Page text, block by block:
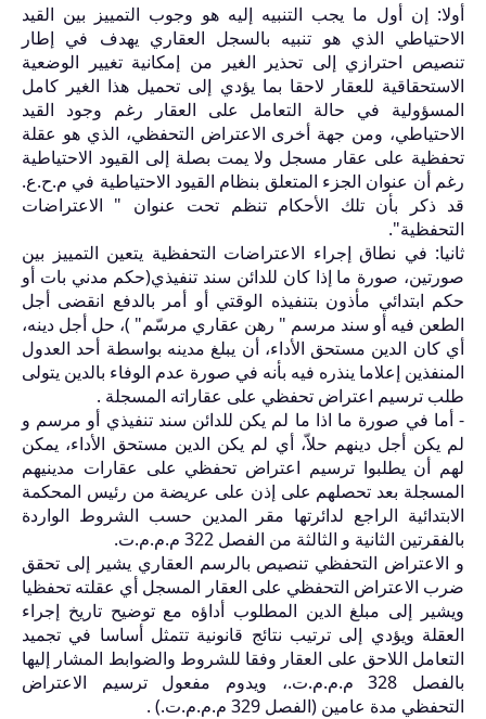
أولا: إن أول ما يجب التنبيه إليه هو وجوب التمييز بين القيد
الاحتياطي الذي هو تنبيه بالسجل العقاري يهدف في إطار
تنصيص احترازي إلى تحذير الغير من إمكانية تغيير الوضعية
الاستحقاقية للعقار لاحقا بما يؤدي إلى تحميل هذا الغير كامل
المسؤولية في حالة التعامل على العقار رغم وجود القيد
الاحتياطي، ومن جهة أخرى الاعتراض التحفظي، الذي هو عقلة
تحفظية على عقار مسجل ولا يمت بصلة إلى القيود الاحتياطية
رغم أن عنوان الجزء المتعلق بنظام القيود الاحتياطية في م.ح.ع.
قد ذكر بأن تلك الأحكام تنظم تحت عنوان " الاعتراضات
التحفظية".
ثانيا: في نطاق إجراء الاعتراضات التحفظية يتعين التمييز بين
صورتين، صورة ما إذا كان للدائن سند تنفيذي(حكم مدني بات أو
حكم ابتدائي مأذون بتنفيذه الوقتي أو أمر بالدفع انقضى أجل
الطعن فيه أو سند مرسم " رهن عقاري مرسّم" )، حل أجل دينه،
أي كان الدين مستحق الأداء، أن يبلغ مدينه بواسطة أحد العدول
المنفذين إعلاما ينذره فيه بأنه في صورة عدم الوفاء بالدين يتولى
طلب ترسيم اعتراض تحفظي على عقاراته المسجلة .
- أما في صورة ما اذا ما لم يكن للدائن سند تنفيذي أو مرسم و
لم يكن أجل دينهم حلاّ، أي لم يكن الدين مستحق الأداء، يمكن
لهم أن يطلبوا ترسيم اعتراض تحفظي على عقارات مدينيهم
المسجلة بعد تحصلهم على إذن على عريضة من رئيس المحكمة
الابتدائية الراجع لدائرتها مقر المدين حسب الشروط الواردة
بالفقرتين الثانية و الثالثة من الفصل 322 م.م.م.ت.
و الاعتراض التحفظي تنصيص بالرسم العقاري يشير إلى تحقق
ضرب الاعتراض التحفظي على العقار المسجل أي عقلته تحفظيا
ويشير إلى مبلغ الدين المطلوب أداؤه مع توضيح تاريخ إجراء
العقلة ويؤدي إلى ترتيب نتائج قانونية تتمثل أساسا في تجميد
التعامل اللاحق على العقار وفقا للشروط والضوابط المشار إليها
بالفصل 328 م.م.م.ت.، ويدوم مفعول ترسيم الاعتراض
التحفظي مدة عامين (الفصل 329 م.م.م.ت.) .